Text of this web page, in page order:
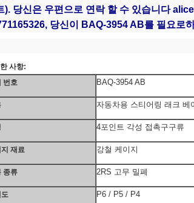
). 당신은 우편으로 연락 할 수 있습니다
당신이 BAQ-3954 AB를 필요로
사항:
번호
BAQ-3954 AB
자동차용 스티어링 래크 베
4포인트 각성 접촉구구류
재료 강철 케이지
종류 2RS 고무 밀폐
도 P6 / P5 / P4